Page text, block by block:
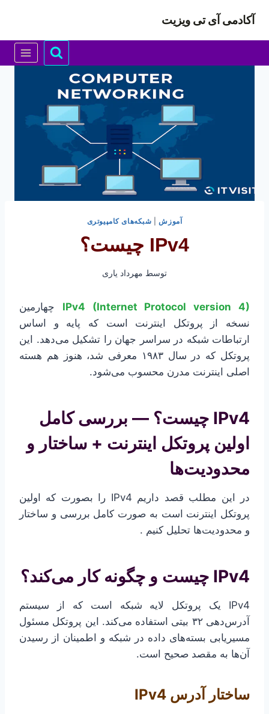
محتوا
آکادمی آی تی ویزیت
آموزش شبکه‌های کامپیوتری
IPv4 چیست؟
توسط مهرداد یاری
IPv4 (Internet Protocol version 4) چهارمین
نسخه از پروتکل اینترنت است که پایه و اساس
ارتباطات شبکه در سراسر جهان را تشکیل می‌دهد. این
پروتکل که در سال ۱۹۸۳ معرفی شد، هنوز هم هسته
اصلی اینترنت مدرن محسوب می‌شود.
IPv4 چیست؟ — بررسی کامل
اولین پروتکل اینترنت + ساختار و
محدودیت‌ها
در این مطلب قصد داریم IPv4 را بصورت که اولین
پروتکل اینترنت است به صورت کامل بررسی و ساختار
و محدودیت‌ها تحلیل کنیم .
IPv4 چیست و چگونه کار می‌کند؟
IPv4 یک پروتکل لایه شبکه است که از سیستم
آدرس‌دهی ۳۲ بیتی استفاده می‌کند. این پروتکل مسئول
مسیریابی بسته‌های داده در شبکه و اطمینان از رسیدن
آن‌ها به مقصد صحیح است.
ساختار آدرس IPv4